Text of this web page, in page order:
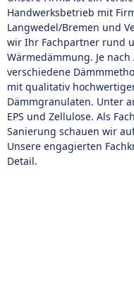
Handwerksbetrieb mit
Langwedel/Bremen und
wir Ihr Fachpartner rund
Wärmedämmung. Je
verschiedene
mit qualitativ
Dämmgranulaten. Unter
EPS und Zellulose. Als
Sanierung schauen wir
Unsere engagierten
Detail.